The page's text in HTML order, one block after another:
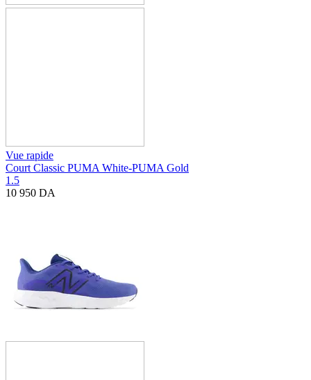
Vue rapide
Court Classic PUMA White-PUMA Gold
1.5
10 950 DA